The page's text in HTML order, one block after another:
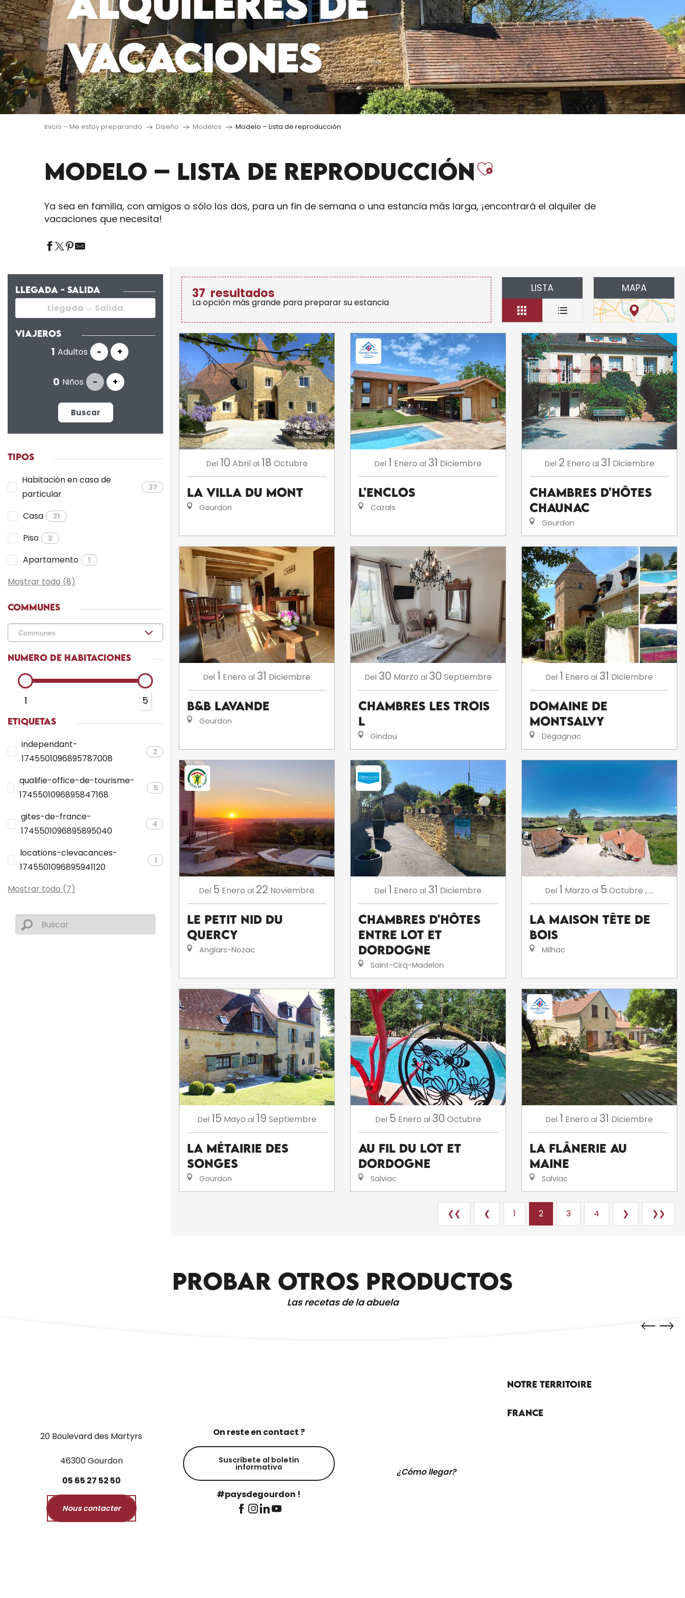
VACACIONES
Inicio – Me estoy preparando Diseño Modelos Modelo – Lista de reproducción
MODELO – LISTA DE REPRODUCCIÓNAjouter aux
Ya sea en familia, con amigos o sólo los dos, para un fin de semana o una estancia más larga, ¡encontrará el alquiler de
vacaciones que necesita!
LLEGADA - SALIDA
VIAJEROS
Adultos - +
Niños - +
Buscar
TIPOS
Habitación en casa de
particular
37
Casa 31
Piso 2
Apartamento 1
Mostrar todo (8)
COMMUNES
NUMERO DE HABITACIONES
1 5
ETIQUETAS
independant-
1745501096895787008
2
qualifie-office-de-tourisme-
1745501096895847168
5
gites-de-france-
1745501096895895040
4
locations-clevacances-
1745501096895941120
1
Mostrar todo (7)
37 resultados
La opción más grande para preparar su estancia
LISTA MAPA
Del 10 Abril al 18 Octubre
La Villa du Mont
Gourdon
Del 1 Enero al 31 Diciembre
L'Enclos
Cazals
Del 2 Enero al 31 Diciembre
Chambres d'hôtes
Chaunac
Gourdon
Del 1 Enero al 31 Diciembre
B&B Lavande
Gourdon
Del 30 Marzo al 30 Septiembre
Chambres Les Trois
L
Gindou
Del 1 Enero al 31 Diciembre
Domaine De
Montsalvy
Dégagnac
Del 5 Enero al 22 Noviembre
Le petit nid du
Quercy
Anglars-Nozac
Del 1 Enero al 31 Diciembre
Chambres D'Hôtes
Entre Lot Et
Dordogne
Saint-Cirq-Madelon
Del 1 Marzo al 5 Octubre , ...
La maison Tête de
Bois
Milhac
Del 15 Mayo al 19 Septiembre
La Métairie des
Songes
Gourdon
Del 5 Enero al 30 Octubre
Au fil du Lot et
Dordogne
Salviac
Del 1 Enero al 31 Diciembre
La Flânerie Au
Maine
Salviac
❮❮ ❮ 1 2 3 4 ❯ ❯❯
PROBAR OTROS PRODUCTOS
Las recetas de la abuela
ALOJAMIENTO Y DESAYUNO
20 Boulevard des Martyrs
46300 Gourdon
05 65 27 52 50
Nous contacter
On reste en contact ?
Suscríbete al boletín
informativo
#paysdegourdon !
¿Cómo llegar?
Notre territoire
France